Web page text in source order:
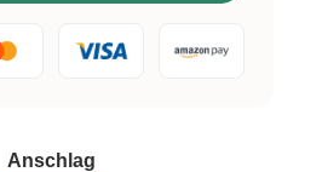
Anschlagauswählen